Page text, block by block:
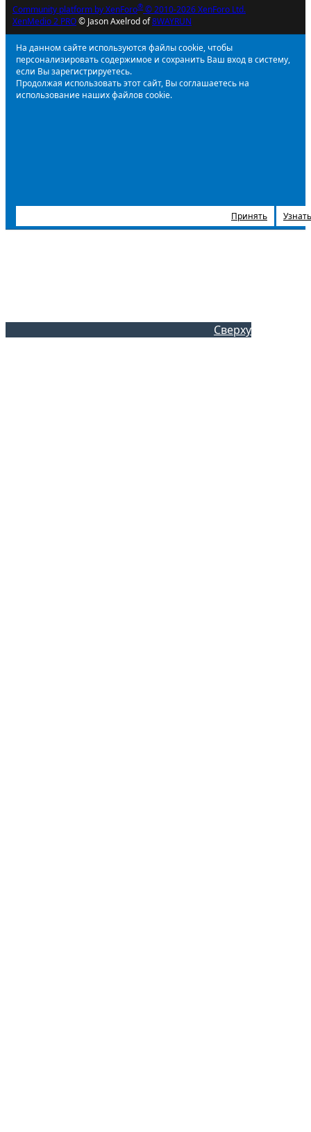
Community platform by XenForo® © 2010-2026 XenForo Ltd.
XenMedio 2 PRO© Jason Axelrod of8WAYRUN
На данном сайте используются файлы cookie, чтобы
персонализировать содержимое и сохранить Ваш вход в систему,
если Вы зарегистрируетесь.
Продолжая использовать этот сайт, Вы соглашаетесь на
использование наших файлов cookie.
Принять
Сверху